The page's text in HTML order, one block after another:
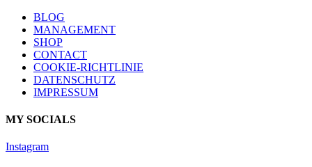
BLOG
MANAGEMENT
SHOP
CONTACT
COOKIE-RICHTLINIE
DATENSCHUTZ
IMPRESSUM
MY SOCIALS
Instagram